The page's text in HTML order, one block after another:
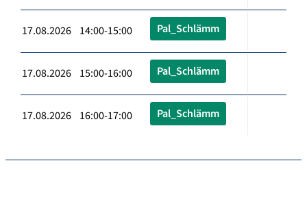
17.08.2026 14:00-15:00 Pal_Schlämm
17.08.2026 15:00-16:00 Pal_Schlämm
17.08.2026 16:00-17:00 Pal_Schlämm